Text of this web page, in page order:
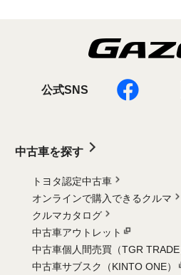
公式SNS
中古車を探す
トヨタ認定中古車
オンラインで購入できるクルマ
クルマカタログ
中古車アウトレット
中古車個人間売買（TGR TRADE
中古車サブスク（KINTO ONE）